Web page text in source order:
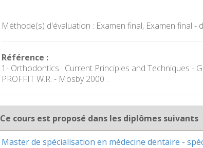
Méthode(s) d'évaluation : Examen final, Examen final -
Référence :
1- Orthodontics : Current Principles and Techniques -
PROFFIT W.R. - Mosby 2000 .
Ce cours est proposé dans les diplômes suivants
Master de spécialisation en médecine dentaire -